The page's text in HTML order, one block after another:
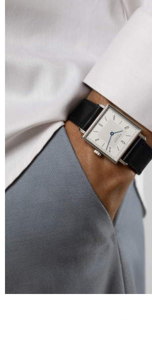
صناعة الوقت في 2026: كيف تتمرد العلامات الفاخرة